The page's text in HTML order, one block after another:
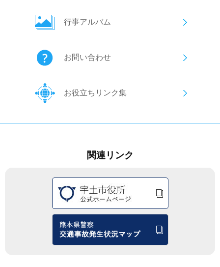
行事アルバム
お問い合わせ
お役立ちリンク集
関連リンク